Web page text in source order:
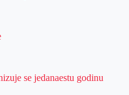
se jedanaestu godinu